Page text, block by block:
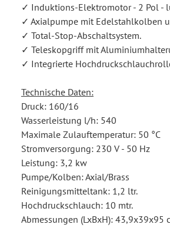
✓ Induktions-Elektromotor - 2 Pol -
✓ Axialpumpe mit Edelstahlkolben
✓ Total-Stop-Abschaltsystem.
✓ Teleskopgriff mit
✓ Integrierte
Technische Daten:
Druck: 160/16
Wasserleistung l/h: 540
Maximale Zulauftemperatur: 50 °C
Stromversorgung: 230 V - 50 Hz
Leistung: 3,2 kw
Pumpe/Kolben: Axial/Brass
Reinigungsmitteltank: 1,2 ltr.
Hochdruckschlauch: 10 mtr.
Abmessungen (LxBxH): 43,9x39x95